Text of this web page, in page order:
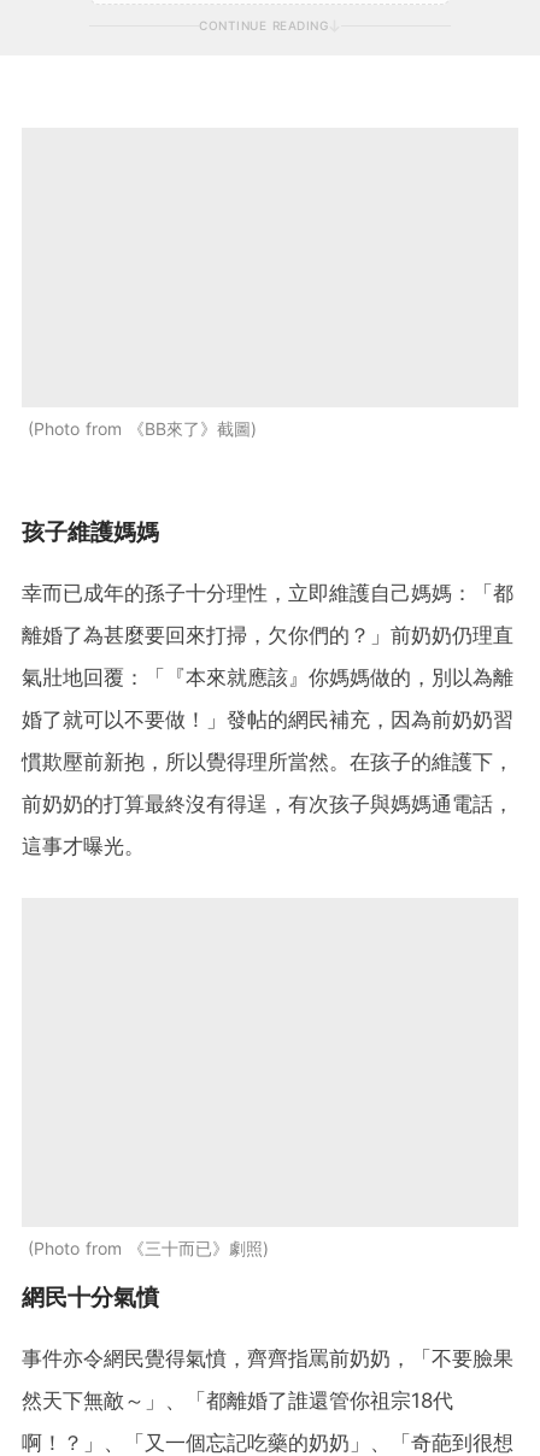
CONTINUE READING
Photo from 《BB來了》截圖
孩子維護媽媽
幸而已成年的孫子十分理性，立即維護自己媽媽：「都
離婚了為甚麼要回來打掃，欠你們的？」前奶奶仍理直
氣壯地回覆：「『本來就應該』你媽媽做的，別以為離
婚了就可以不要做！」發帖的網民補充，因為前奶奶習
慣欺壓前新抱，所以覺得理所當然。在孩子的維護下，
前奶奶的打算最終沒有得逞，有次孩子與媽媽通電話，
這事才曝光。
Photo from 《三十而已》劇照
網民十分氣憤
事件亦令網民覺得氣憤，齊齊指罵前奶奶，「不要臉果
然天下無敵～」、「都離婚了誰還管你祖宗18代
啊！？」、「又一個忘記吃藥的奶奶」、「奇葩到很想